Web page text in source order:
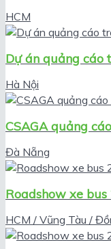
HCM
Dự án quảng cáo
Hà Nội
CSAGA quảng
Đà Nẵng
Roadshow xe
HCM / Vũng Tàu /